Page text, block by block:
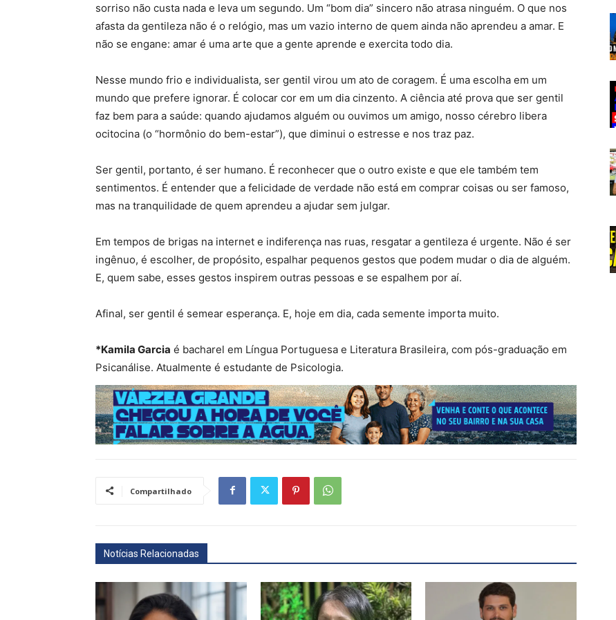
sorriso não custa nada e leva um segundo. Um “bom dia” sincero não atrasa ninguém. O que nos
afasta da gentileza não é o relógio, mas um vazio interno de quem ainda não aprendeu a amar. E
não se engane: amar é uma arte que a gente aprende e exercita todo dia.
Nesse mundo frio e individualista, ser gentil virou um ato de coragem. É uma escolha em um
mundo que prefere ignorar. É colocar cor em um dia cinzento. A ciência até prova que ser gentil
faz bem para a saúde: quando ajudamos alguém ou ouvimos um amigo, nosso cérebro libera
ocitocina (o “hormônio do bem-estar”), que diminui o estresse e nos traz paz.
Ser gentil, portanto, é ser humano. É reconhecer que o outro existe e que ele também tem
sentimentos. É entender que a felicidade de verdade não está em comprar coisas ou ser famoso,
mas na tranquilidade de quem aprendeu a ajudar sem julgar.
Em tempos de brigas na internet e indiferença nas ruas, resgatar a gentileza é urgente. Não é ser
ingênuo, é escolher, de propósito, espalhar pequenos gestos que podem mudar o dia de alguém.
E, quem sabe, esses gestos inspirem outras pessoas e se espalhem por aí.
Afinal, ser gentil é semear esperança. E, hoje em dia, cada semente importa muito.
*Kamila Garcia é bacharel em Língua Portuguesa e Literatura Brasileira, com pós-graduação em
Psicanálise. Atualmente é estudante de Psicologia.
Compartilhado
Notícias Relacionadas